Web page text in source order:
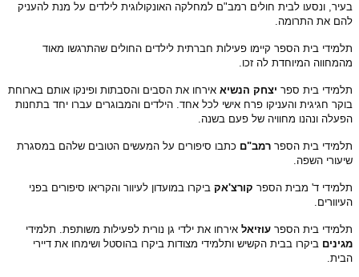
בעיר, ונסעו לבית חולים רמב"ם למחלקה האונקולוגית לילדים על מנת להעניק
להם את התרומה.
תלמידי בית הספר קיימו פעילות חברתית לילדים החולים שהתרגשו מאוד
מהמחווה המיוחדת לה זכו.
תלמידי בית ספר יצחק הנשיא אירחו את הסבים והסבתות ופינקו אותם בארוחת
בוקר חגיגית והעניקו פרח אישי לכל אחד. הילדים והמבוגרים עברו יחד בתחנות
הפעלה ונהנו מחוויה של פעם בשנה.
תלמידי בית הספר רמב"ם כתבו סיפורים על המעשים הטובים שלהם במסגרת
שיעורי השפה.
תלמידי ד' מבית הספר קורצ'אק ביקרו במועדון לעיוור והקריאו סיפורים בפני
העיוורים.
תלמידי בית הספר עוזיאל אירחו את ילדי גן נורית לפעילות משותפת. תלמידי
מגינים ביקרו בבית הקשיש ותלמידי מצודות ביקרו בהוסטל ושימחו את דיירי
הבית.